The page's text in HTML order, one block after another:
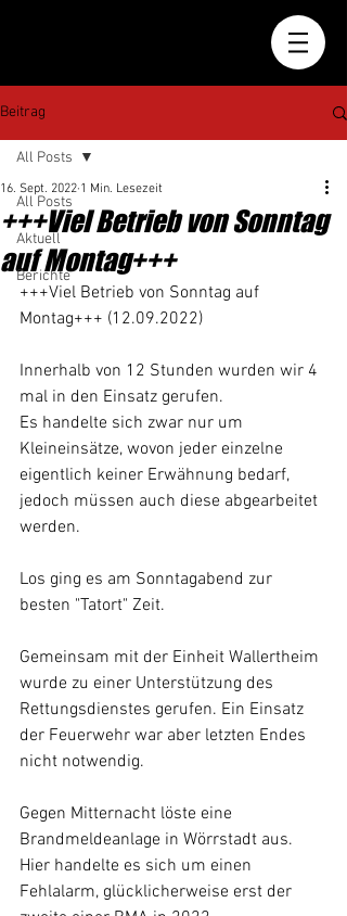
Beitrag
All Posts
Aktuell
Berichte
All Posts
+++Viel Betrieb von Sonntag
auf Montag+++
16. Sept. 2022 1 Min. Lesezeit
+++Viel Betrieb von Sonntag auf
Montag+++ (12.09.2022)
Innerhalb von 12 Stunden wurden wir 4
mal in den Einsatz gerufen.
Es handelte sich zwar nur um
Kleineinsätze, wovon jeder einzelne
eigentlich keiner Erwähnung bedarf,
jedoch müssen auch diese abgearbeitet
werden.
Los ging es am Sonntagabend zur
besten "Tatort" Zeit.
Gemeinsam mit der Einheit Wallertheim
wurde zu einer Unterstützung des
Rettungsdienstes gerufen. Ein Einsatz
der Feuerwehr war aber letzten Endes
nicht notwendig.
Gegen Mitternacht löste eine
Brandmeldeanlage in Wörrstadt aus.
Hier handelte es sich um einen
Fehlalarm, glücklicherweise erst der